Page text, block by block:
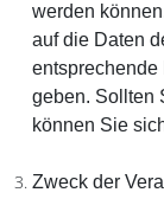
werden
auf die Daten
entsprechende
geben. Sollten
können Sie
Zweck der